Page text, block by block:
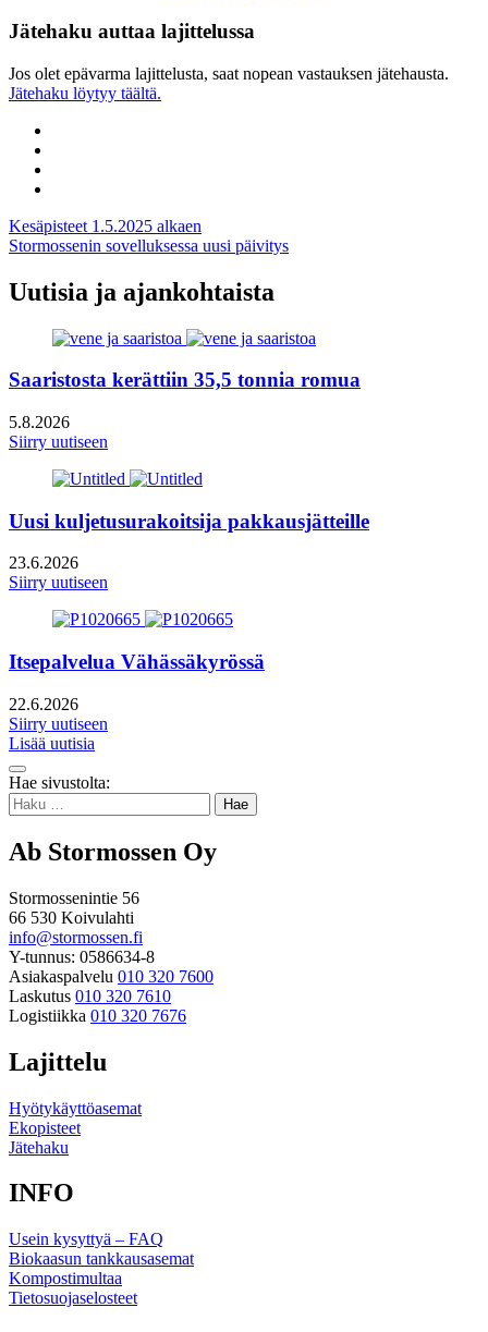
Jätehaku auttaa lajittelussa
Jos olet epävarma lajittelusta, saat nopean vastauksen jätehausta.
Jätehaku löytyy täältä.
email
Artikkelien
selaus
Kesäpisteet 1.5.2025 alkaen
Stormossenin sovelluksessa uusi päivitys
Uutisia ja ajankohtaista
Saaristosta kerättiin 35,5 tonnia romua
5.8.2026
Siirry uutiseen
Uusi kuljetusurakoitsija pakkausjätteille
23.6.2026
Siirry uutiseen
Itsepalvelua Vähässäkyrössä
22.6.2026
Siirry uutiseen
Lisää uutisia
Takaisin
ylös
Hae sivustolta:
Haku:
Ab Stormossen Oy
Stormossenintie 56
66 530 Koivulahti
info@stormossen.fi
Y-tunnus: 0586634-8
Asiakaspalvelu 010 320 7600
Laskutus 010 320 7610
Logistiikka 010 320 7676
Lajittelu
Hyötykäyttöasemat
Ekopisteet
Jätehaku
INFO
Usein kysyttyä – FAQ
Biokaasun tankkausasemat
Kompostimultaa
Tietosuojaselosteet